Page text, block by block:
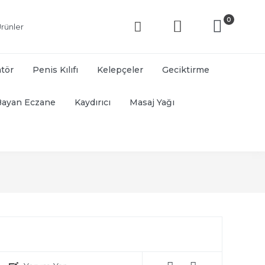
0
Penis Kılıfı Kelepçeler Geciktirme
Eczane Kaydırıcı Masaj Yağı